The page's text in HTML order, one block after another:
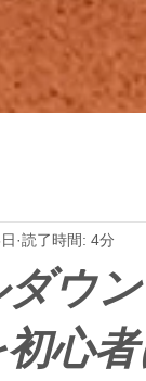
ウ
心
読了時間: 4分